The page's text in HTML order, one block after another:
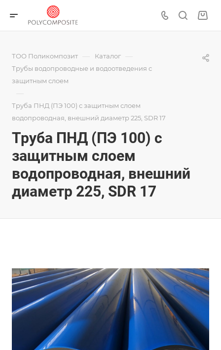
ТОО Поликомпозит — Каталог —
Трубы водопроводные и водоотведения с
защитным слоем
—
Труба ПНД (ПЭ 100) с защитным слоем
водопроводная, внешний диаметр 225, SDR 17
Труба ПНД (ПЭ 100) с
защитным слоем
водопроводная, внешний
диаметр 225, SDR 17